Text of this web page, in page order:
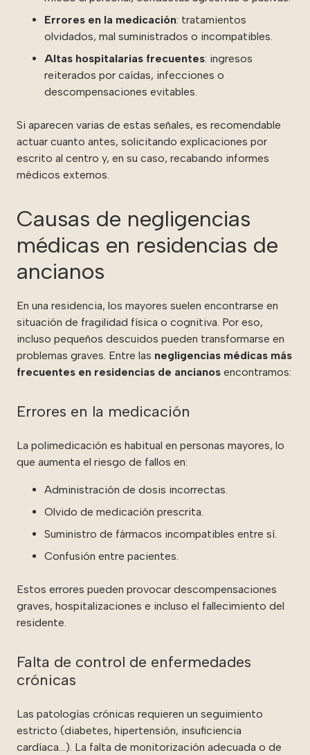
Errores en la medicación: tratamientos
olvidados, mal suministrados o incompatibles.
Altas hospitalarias frecuentes: ingresos
reiterados por caídas, infecciones o
descompensaciones evitables.
Si aparecen varias de estas señales, es recomendable
actuar cuanto antes, solicitando explicaciones por
escrito al centro y, en su caso, recabando informes
médicos externos.
Causas de negligencias
médicas en residencias de
ancianos
En una residencia, los mayores suelen encontrarse en
situación de fragilidad física o cognitiva. Por eso,
incluso pequeños descuidos pueden transformarse en
problemas graves. Entre las negligencias médicas más
frecuentes en residencias de ancianos encontramos:
Errores en la medicación
La polimedicación es habitual en personas mayores, lo
que aumenta el riesgo de fallos en:
Administración de dosis incorrectas.
Olvido de medicación prescrita.
Suministro de fármacos incompatibles entre sí.
Confusión entre pacientes.
Estos errores pueden provocar descompensaciones
graves, hospitalizaciones e incluso el fallecimiento del
residente.
Falta de control de enfermedades
crónicas
Las patologías crónicas requieren un seguimiento
estricto (diabetes, hipertensión, insuficiencia
cardíaca…). La falta de monitorización adecuada o de